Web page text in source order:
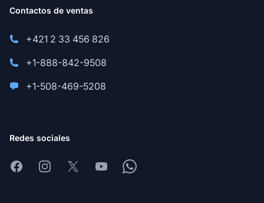
Contactos de ventas
+421 2 33 456 826
+1-888-842-9508
+1-508-469-5208
Redes sociales
FacebookInstagram
X YoutubeWhatsapp